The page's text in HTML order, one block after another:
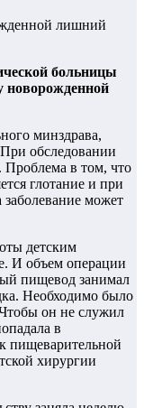
лишний
больницы
новорожденной
минздрава,
обследовании
в том, что
глотание и при
заболевание может
детским
И объем операции
пищевод занимал
Необходимо было
он не служил
в
пищеварительной
хирургии